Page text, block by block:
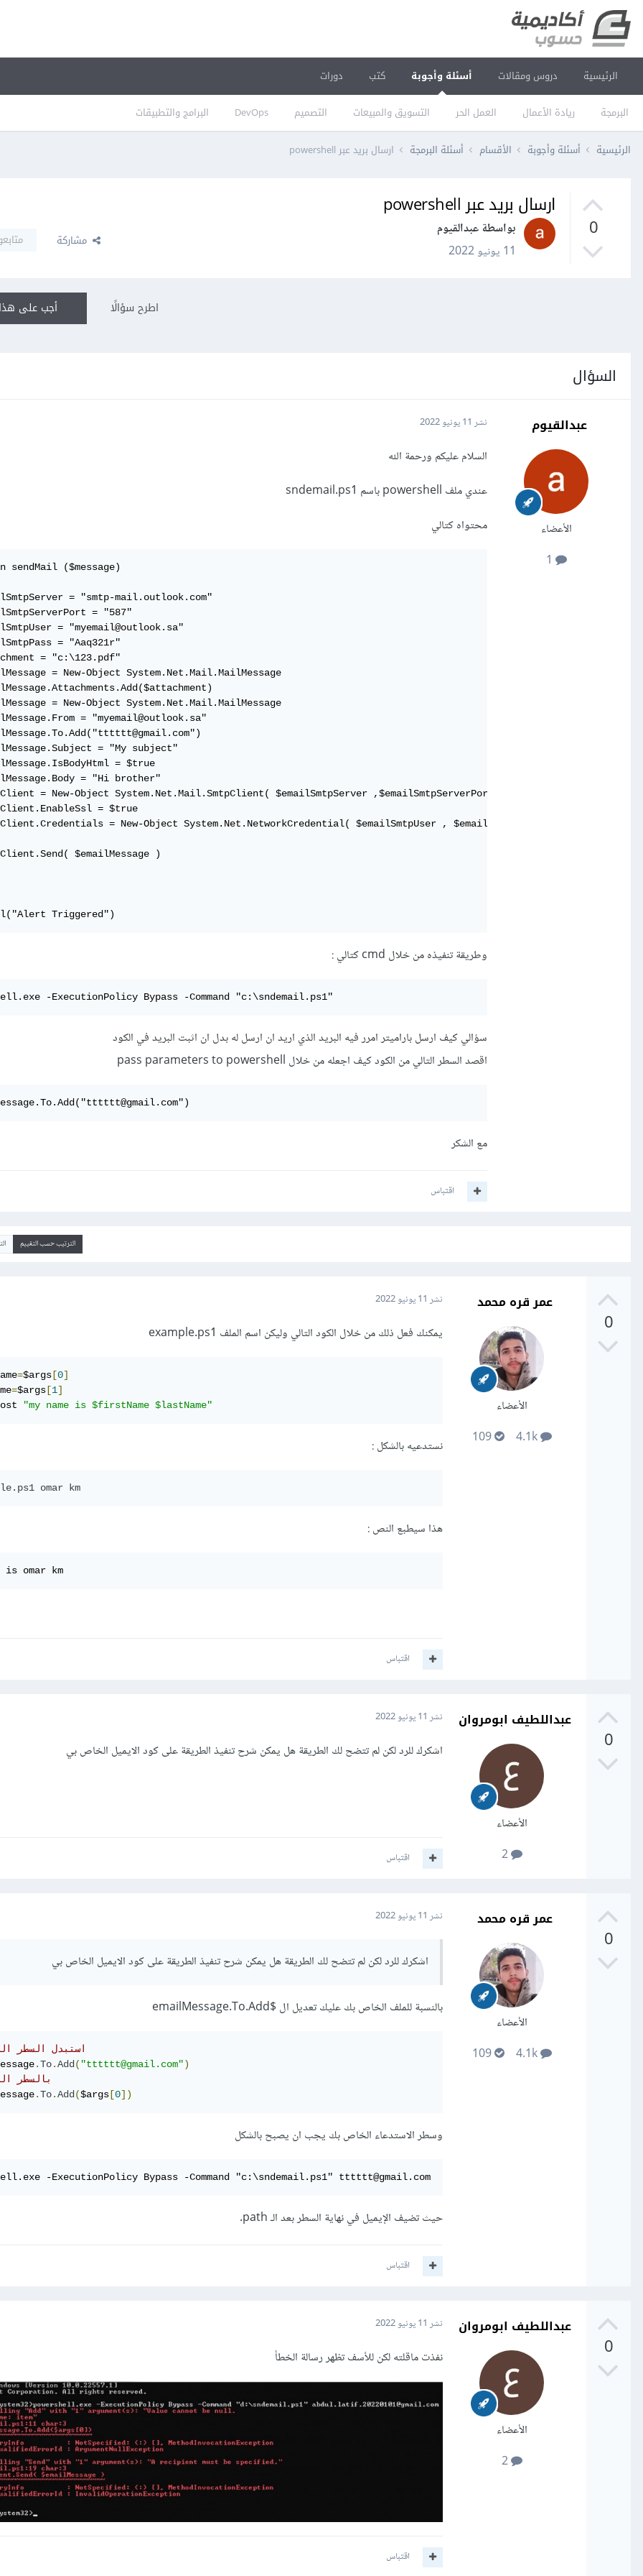
الرئيسية دروس ومقالات أسئلة وأجوبة
البرمجة ريادة الأعمال العمل الحر التسويق والمبيعات التصميم DevOps البرامج والتطبيقات
كتب دورات
الرئيسية أسئلة وأجوبة الأقسام أسئلة البرمجة ارسال بريد عبر powershell
0
ارسال بريد عبر powershell
بواسطة عبدالقيوم
11 يونيو 2022
مشاركة
أجب على اطرح سؤالًا
السؤال
عبدالقيوم
الأعضاء
نشر 11 يونيو 2022
السلام عليكم ورحمة الله
عندي ملف powershell باسم sndemail.ps1
محتواه كتالي
sendMail ($message)
= "smtp-mail.outlook.com"
= "587"
= "myemail@outlook.sa"
= "Aaq321r"
= "c:\123.pdf"
= New-Object System.Net.Mail.MailMessage
= New-Object System.Net.Mail.MailMessage
= "myemail@outlook.sa"
= "My subject"
= $true
= "Hi brother"
= New-Object System.Net.Mail.SmtpClient( $emailSmtpServer ,$emailSmtpServerPort )
= $true
= New-Object System.Net.NetworkCredential( $emailSmtpUser , $emailSmtpPass );
$emailMessage )
Triggered")
وطريقة تنفيذه من خلال cmd كتالي :
-ExecutionPolicy Bypass -Command "c:\sndemail.ps1"
سؤالي كيف ارسل باراميتر امرر فيه البريد الذي اريد ان ارسل له بدل ان اثبت البريد في الكود
اقصد السطر التالي من الكود كيف اجعله من خلال pass parameters to powershell
مع الشكر
اقتباس
الترتيب حسب التقييم
0
عمر قره محمد
الأعضاء
4.1k
109
نشر 11 يونيو 2022
يمكنك فعل ذلك من خلال الكود التالي وليكن اسم الملف example.ps1
=$args [0]
=$args [1]
"my name is $firstName $lastName"
نستدعيه بالشكل :
هذا سيطبع النص :
is omar km
اقتباس
0
عبداللطيف ابومروان
الأعضاء
2
نشر 11 يونيو 2022
اشكرك للرد لكن لم تتضح لك الطريقة هل يمكن شرح تنفيذ الطريقة على كود الايميل الخاص بي
اقتباس
0
عمر قره محمد
الأعضاء
4.1k
109
نشر 11 يونيو 2022
اشكرك للرد لكن لم تتضح لك الطريقة هل يمكن شرح تنفيذ الطريقة على كود الايميل الخاص بي
بالنسبة للملف الخاص بك عليك تعديل ال $emailMessage.To.Add
.To.Add( "tttttt@gmail.com")
// بالسطر
.To.Add($args [0])
وسطر الاستدعاء الخاص بك يجب ان يصبح بالشكل
-ExecutionPolicy Bypass -Command "c:\sndemail.ps1" tttttt@gmail.com
حيث تضيف الإيميل في نهاية السطر بعد الـ path.
اقتباس
0
عبداللطيف ابومروان
الأعضاء
2
نشر 11 يونيو 2022
نفذت ماقلته لكن للأسف تظهر رسالة الخطأ
اقتباس